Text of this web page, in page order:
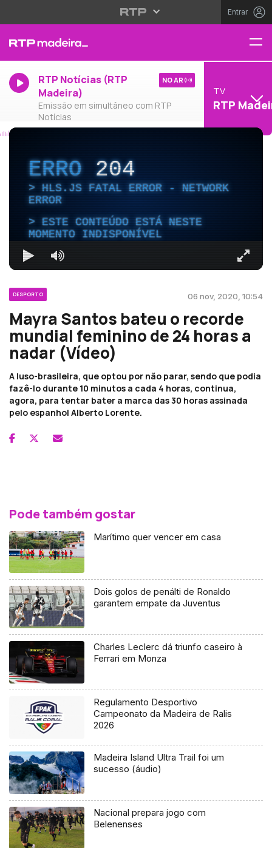
Entrar
RTP Notícias (RTP
Madeira)
Emissão em simultâneo com RTP
Notícias
NO AR
TV
RTP
ERRO204
HLS.JS FATAL ERROR - NETWORK
ERROR
ESTE CONTEÚDO ESTÁ NESTE
MOMENTO INDISPONÍVEL
DESPORTO 06 nov, 2020, 10:54
Mayra Santos bateu o recorde
mundial feminino de 24 horas a
nadar (Vídeo)
A luso-brasileira, que optou por não parar, sendo que podia
fazê-lo durante 10 minutos a cada 4 horas, continua,
agora, para tentar bater a marca das 30 horas assinada
pelo espanhol Alberto Lorente.
Pode também gostar
Marítimo quer vencer em casa
Dois golos de penálti de Ronaldo
garantem empate da Juventus
Charles Leclerc dá triunfo caseiro à
Ferrari em Monza
Regulamento Desportivo
Campeonato da Madeira de Ralis
2026
Madeira Island Ultra Trail foi um
sucesso (áudio)
Nacional prepara jogo com
Belenenses